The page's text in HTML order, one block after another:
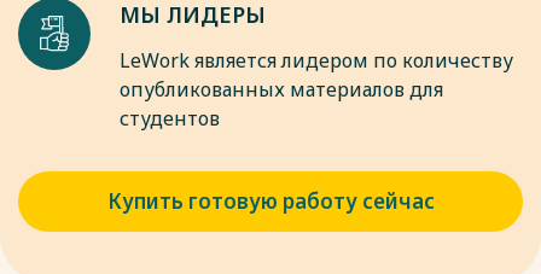
МЫ ЛИДЕРЫ
LeWork является лидером по количеству
опубликованных материалов для
студентов
Купить готовую работу сейчас